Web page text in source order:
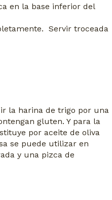
en la base inferior del
Servir troceada
la harina de trigo por una
gluten. Y para la
por aceite de oliva
se puede utilizar en
y una pizca de